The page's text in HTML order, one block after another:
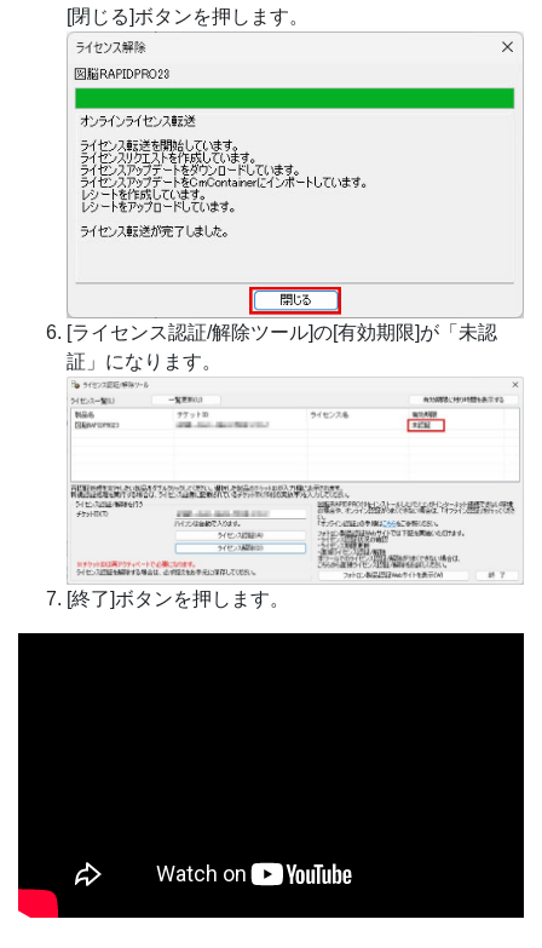
[閉じる]ボタンを押します。
[ライセンス認証/解除ツール]の[有効期限]が「未認
証」になります。
[終了]ボタンを押します。